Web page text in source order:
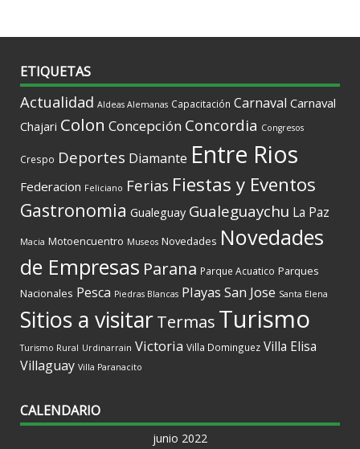
ETIQUETAS
Actualidad Aldeas Alemanas Capacitación Carnaval Carnaval
Chajari Colon Concepción Concordia Congresos
Crespo Deportes Diamante Entre Rios
Federacion Feliciano Ferias Fiestas y Eventos
Gastronomia Gualeguay Gualeguaychu La Paz
Macia Motoencuentro Museos Novedades Novedades
de Empresas Parana Parque Acuatico Parques
Nacionales Pesca Piedras Blancas Playas San Jose Santa Elena
Sitios a visitarTermas Turismo
Turismo Rural Urdinarrain Victoria Villa Dominguez Villa Elisa
Villaguay Villa Paranacito
CALENDARIO
junio 2022